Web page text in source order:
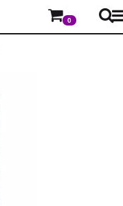
0